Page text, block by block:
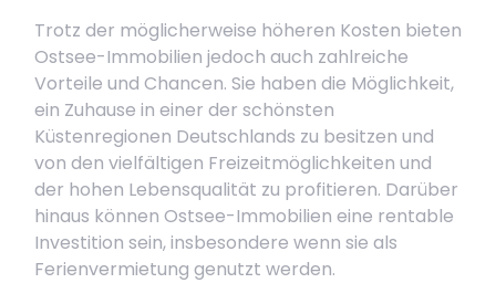
Trotz der möglicherweise höheren Kosten bieten
Ostsee-Immobilien jedoch auch zahlreiche
Vorteile und Chancen. Sie haben die Möglichkeit,
ein Zuhause in einer der schönsten
Küstenregionen Deutschlands zu besitzen und
von den vielfältigen Freizeitmöglichkeiten und
der hohen Lebensqualität zu profitieren. Darüber
hinaus können Ostsee-Immobilien eine rentable
Investition sein, insbesondere wenn sie als
Ferienvermietung genutzt werden.